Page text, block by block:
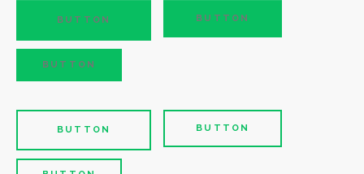
BUTTON BUTTON
BUTTON
BUTTON BUTTON